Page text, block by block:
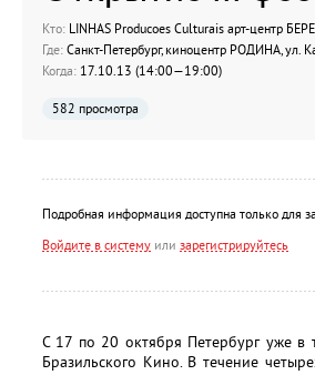
Кто: LINHAS Producoes Culturais арт-центр
Где: Санкт-Петербург, киноцентр РОДИНА, ул.
Когда: 17.10.13 (14:00—19:00)
582 просмотра
Подробная информация доступна только для
Войдите в систему или зарегистрируйтесь
С 17 по 20 октября Петербург уже в
Бразильского Кино. В течение